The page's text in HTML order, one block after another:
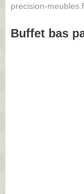
precision-
Buffet bas